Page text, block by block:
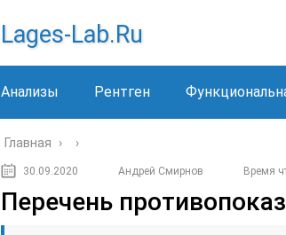
Lages-Lab.ru
Анализы Рентген
Главная › ›
30.09.2020 Андрей Смирнов Время
Перечень